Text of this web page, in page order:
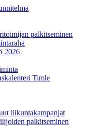
palkitseminen
2026
Timle
liikuntakampanjat
palkitseminen